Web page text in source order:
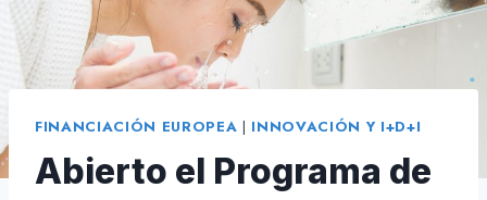
FINANCIACIÓN EUROPEA | INNOVACIÓN Y I+D+I
Abierto el Programa de